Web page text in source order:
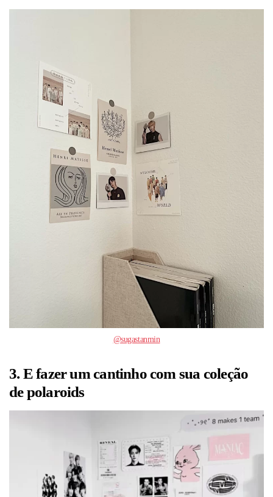
@sugastanmin
3. E fazer um cantinho com sua coleção
de polaroids